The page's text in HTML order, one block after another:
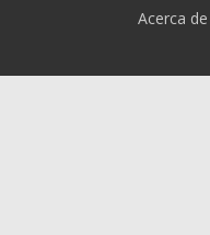
Acerca